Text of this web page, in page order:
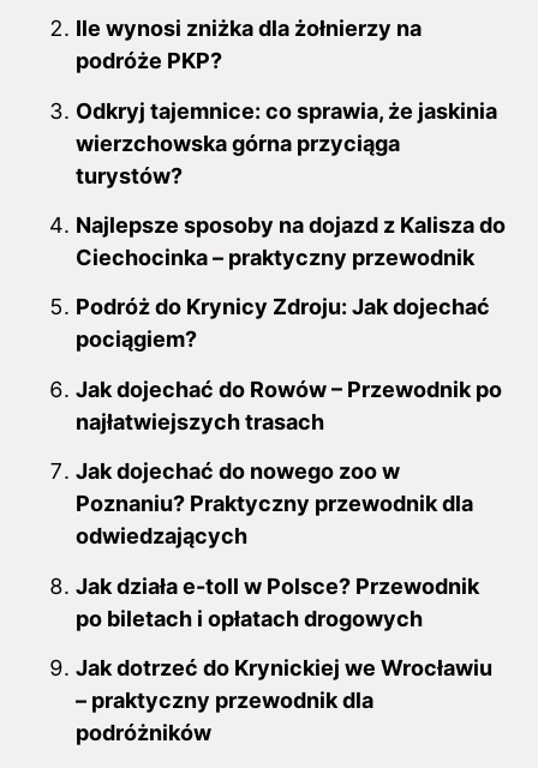
Ile wynosi zniżka dla żołnierzy na
podróże PKP?
Odkryj tajemnice: co sprawia, że jaskinia
wierzchowska górna przyciąga
turystów?
Najlepsze sposoby na dojazd z Kalisza do
Ciechocinka – praktyczny przewodnik
Podróż do Krynicy Zdroju: Jak dojechać
pociągiem?
Jak dojechać do Rowów – Przewodnik po
najłatwiejszych trasach
Jak dojechać do nowego zoo w
Poznaniu? Praktyczny przewodnik dla
odwiedzających
Jak działa e-toll w Polsce? Przewodnik
po biletach i opłatach drogowych
Jak dotrzeć do Krynickiej we Wrocławiu
– praktyczny przewodnik dla
podróżników